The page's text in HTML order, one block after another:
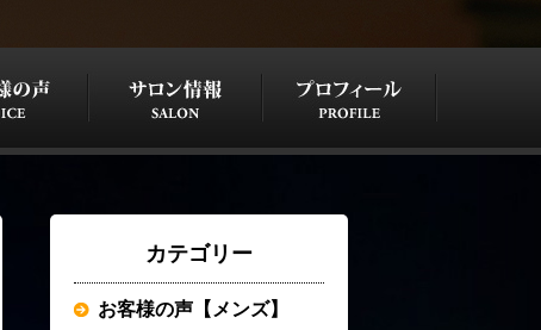
カテゴリー
お客様の声【メンズ】